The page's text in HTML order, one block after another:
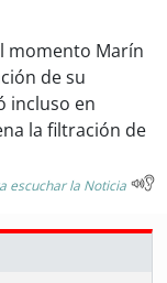
momento Marín
de su
incluso en
la filtración de
escuchar la Noticia